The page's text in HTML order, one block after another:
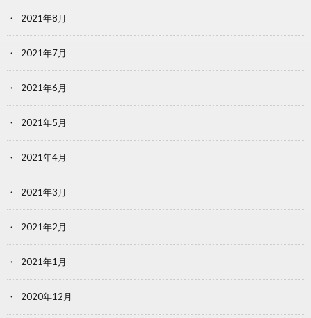
2021年8月
2021年7月
2021年6月
2021年5月
2021年4月
2021年3月
2021年2月
2021年1月
2020年12月